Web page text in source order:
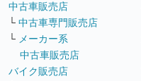
中古車販売店
└ 中古車専門販売店
└ メーカー系
中古車販売店
バイク販売店